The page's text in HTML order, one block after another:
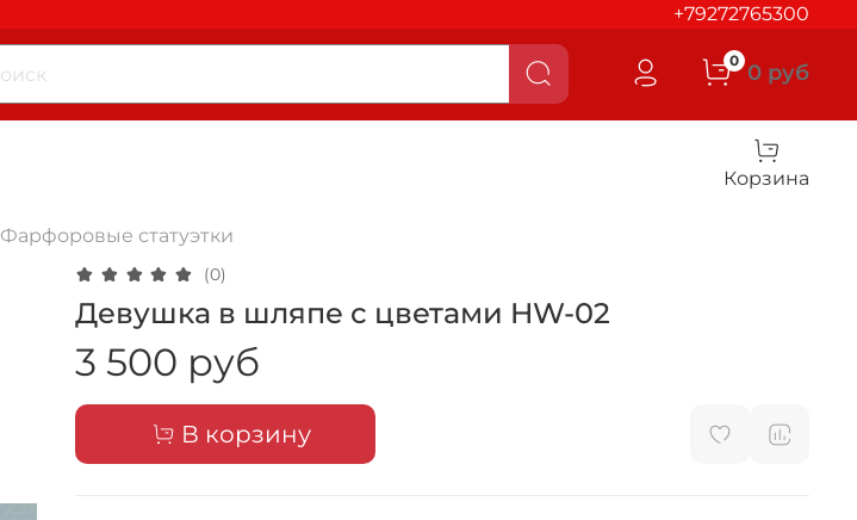
+79272765300
0 0 руб
Корзина
Фарфоровые статуэтки
(0)
Девушка в шляпе с цветами HW-02
3 500 руб
В корзину